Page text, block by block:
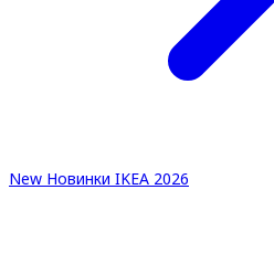
New Новинки IKEA 2026